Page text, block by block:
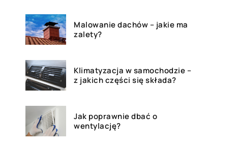
Malowanie dachów – jakie ma
zalety?
Klimatyzacja w samochodzie –
z jakich części się składa?
Jak poprawnie dbać o
wentylację?